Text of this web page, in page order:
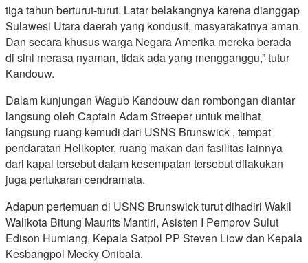
tiga tahun berturut-turut. Latar belakangnya karena dianggap
Sulawesi Utara daerah yang kondusif, masyarakatnya aman.
Dan secara khusus warga Negara Amerika mereka berada
di sini merasa nyaman, tidak ada yang mengganggu,” tutur
Kandouw.
Dalam kunjungan Wagub Kandouw dan rombongan diantar
langsung oleh Captain Adam Streeper untuk melihat
langsung ruang kemudi dari USNS Brunswick , tempat
pendaratan Helikopter, ruang makan dan fasilitas lainnya
dari kapal tersebut dalam kesempatan tersebut dilakukan
juga pertukaran cendramata.
Adapun pertemuan di USNS Brunswick turut dihadiri Wakil
Walikota Bitung Maurits Mantiri, Asisten I Pemprov Sulut
Edison Humiang, Kepala Satpol PP Steven Liow dan Kepala
Kesbangpol Mecky Onibala.